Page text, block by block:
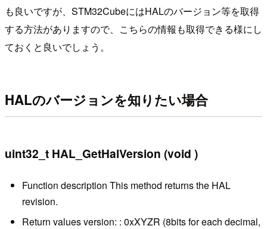
も良いですが、STM32CubeにはHALのバージョン等を取得
する方法がありますので、こちらの情報も取得できる様にし
ておくと良いでしょう。
HALのバージョンを知りたい場合
uint32_t HAL_GetHalVersion (void )
Function description This method returns the HAL
revision.
Return values version: : 0xXYZR (8bits for each decimal,